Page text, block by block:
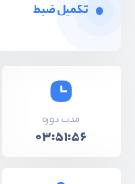
تکمیل ضبط
مدت دوره
03:51:56